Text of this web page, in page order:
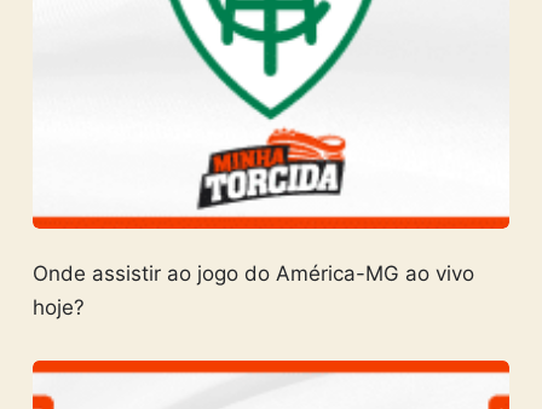
Onde assistir ao jogo do América-MG ao vivo
hoje?